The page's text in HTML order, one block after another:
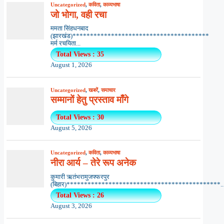
Uncategorized,कविता,काव्यभाषा
जो भोगा, वही रचा
ममता सिंहधनबाद
(झारखंड)***************************************
मर्म रचयिता...
Total Views : 35
August 1, 2026
Uncategorized,खबरें,समाचार
सम्मानों हेतु प्रस्ताव माँगे
Total Views : 30
August 5, 2026
Uncategorized,कविता,काव्यभाषा
नीरा आर्य – तेरे रूप अनेक
कुमारी ऋतंभरामुजफ्फरपुर
Total Views : 26
August 3, 2026